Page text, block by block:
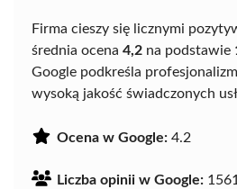
Firma cieszy się licznymi
średnia ocena 4,2 na podstawie
Google podkreśla
wysoką jakość świadczonych
Ocena w Google: 4.2
Liczba opinii w Google: